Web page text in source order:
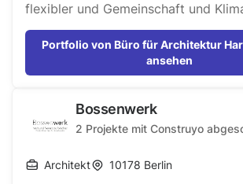
flexibler und Gemeinschaft und
stehen immer mehr im Focus!
Portfolio von Büro für Architektur
ansehen
Bossenwerk
2 Projekte mit Construyo
Architekt 10178 Berlin